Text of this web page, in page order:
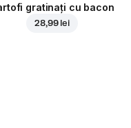
gratinați cu bacon
28,99 lei